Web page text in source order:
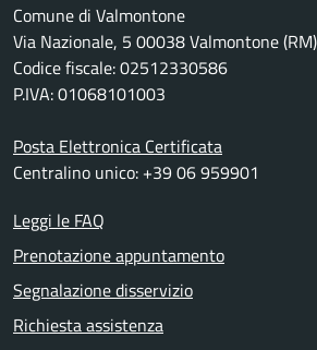
Comune di Valmontone
Via Nazionale, 5 00038 Valmontone (RM)
Codice fiscale: 02512330586
P.IVA: 01068101003
Posta Elettronica Certificata
Centralino unico: +39 06 959901
Leggi le FAQ
Prenotazione appuntamento
Segnalazione disservizio
Richiesta assistenza